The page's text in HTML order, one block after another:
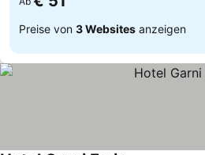
Preise von 3 Websites anzeigen